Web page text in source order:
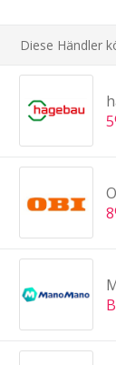
Diese Händler